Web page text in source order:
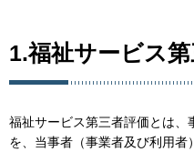
1.福祉サービス
福祉サービス第三者評価とは
を、当事者（事業者及び利用